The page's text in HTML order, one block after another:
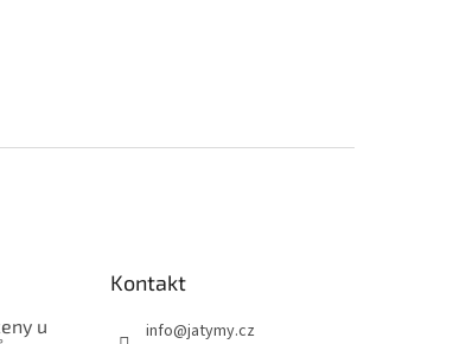
u
Kontakt
info@jatymy.cz